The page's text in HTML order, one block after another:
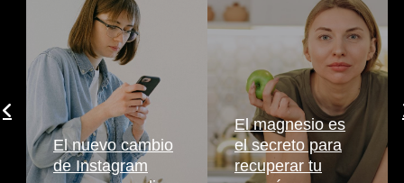
El nuevo cambio
de Instagram
El magnesio es
el secreto para
recuperar tu